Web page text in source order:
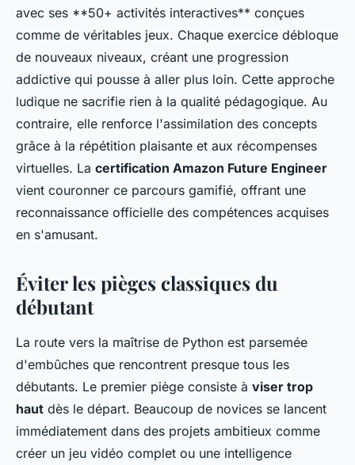
avec ses **50+ activités interactives** conçues
comme de véritables jeux. Chaque exercice débloque
de nouveaux niveaux, créant une progression
addictive qui pousse à aller plus loin. Cette approche
ludique ne sacrifie rien à la qualité pédagogique. Au
contraire, elle renforce l'assimilation des concepts
grâce à la répétition plaisante et aux récompenses
virtuelles. La certification Amazon Future Engineer
vient couronner ce parcours gamifié, offrant une
reconnaissance officielle des compétences acquises
en s'amusant.
Éviter les pièges classiques du
débutant
La route vers la maîtrise de Python est parsemée
d'embûches que rencontrent presque tous les
débutants. Le premier piège consiste à viser trop
haut dès le départ. Beaucoup de novices se lancent
immédiatement dans des projets ambitieux comme
créer un jeu vidéo complet ou une intelligence